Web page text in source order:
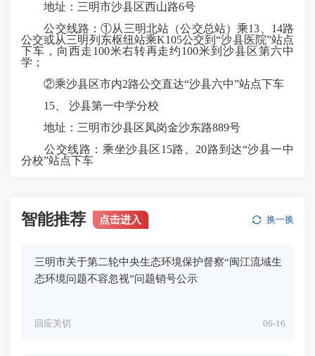
地址：三明市沙县区西山路6号
公交线路：①从三明北站（公交总站）乘13、14路
公交或从三明列东枢纽站乘K105公交到“沙县医院”站点
下车，向西走100米右转再走约100米到沙县区第六中
学；
②乘沙县区市内2路公交直达“沙县六中”站点下车
15、 沙县第一中学分校
地址：三明市沙县区凤岗金沙东路889号
公交线路：乘坐沙县区15路、20路到达“沙县一中
分校”站点下车
智能推荐 点击进入 换一换
三明市关于第二轮中央生态环境保护督察“闽江流域生
态环境问题不容忽视”问题销号公示
06-16
回应关切